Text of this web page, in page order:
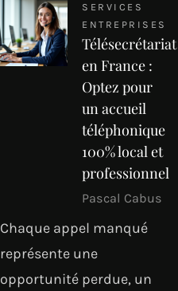
SERVICES
ENTREPRISES
Télésecrétariat
en France :
Optez pour
un accueil
téléphonique
100% local et
professionnel
Pascal Cabus
Chaque appel manqué
représente une
opportunité perdue, un